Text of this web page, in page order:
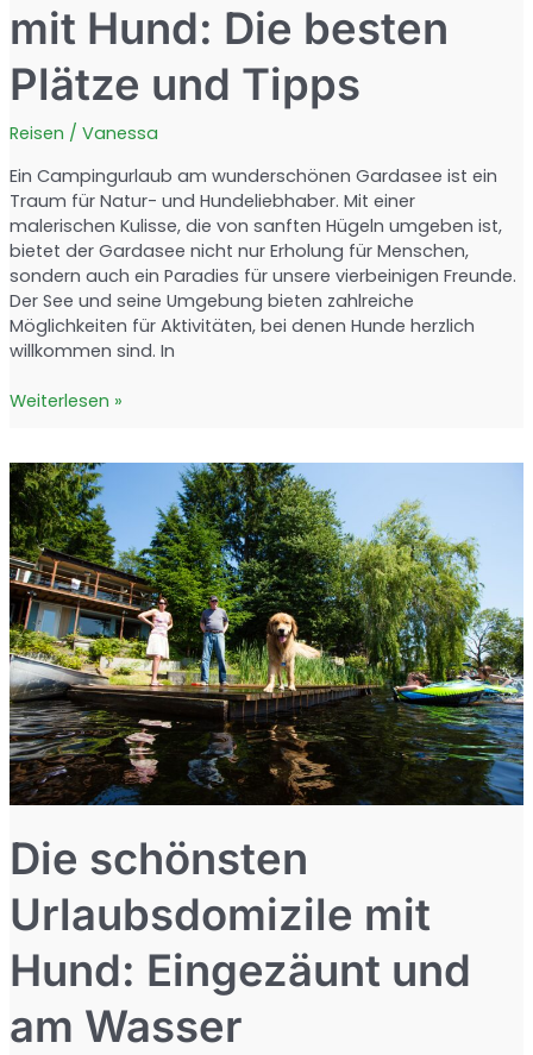
mit Hund: Die besten
Plätze und Tipps
Reisen / Vanessa
Ein Campingurlaub am wunderschönen Gardasee ist ein
Traum für Natur- und Hundeliebhaber. Mit einer
malerischen Kulisse, die von sanften Hügeln umgeben ist,
bietet der Gardasee nicht nur Erholung für Menschen,
sondern auch ein Paradies für unsere vierbeinigen Freunde.
Der See und seine Umgebung bieten zahlreiche
Möglichkeiten für Aktivitäten, bei denen Hunde herzlich
willkommen sind. In
Camping
mit
Hund:
Die
besten
Plätze
und
Tipps
Weiterlesen »
Die schönsten
Urlaubsdomizile mit
Hund: Eingezäunt und
am Wasser